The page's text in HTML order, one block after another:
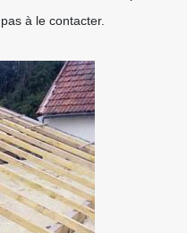
à le contacter.